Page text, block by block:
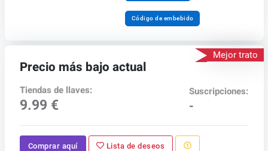
Código de embebido
Mejor trato
Precio más bajo actual
Tiendas de llaves:
9.99 €
Suscripciones:
-
Comprar aquí Lista de deseos